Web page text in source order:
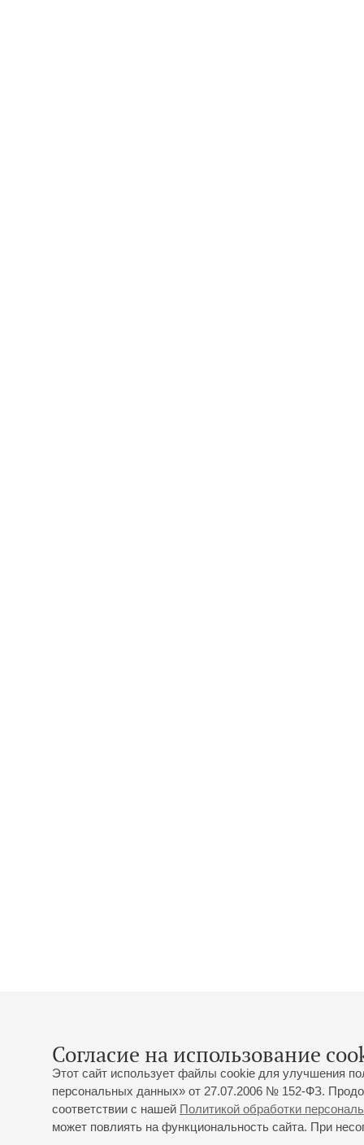
Согласие на использование
Этот сайт использует файлы cookie для улучшения
персональных данных» от 27.07.2006 № 152-ФЗ.
соответствии с нашей Политикой обработки
может повлиять на функциональность сайта. При